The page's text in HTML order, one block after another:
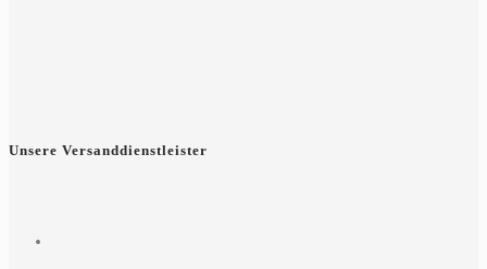
Unsere Versanddienstleister